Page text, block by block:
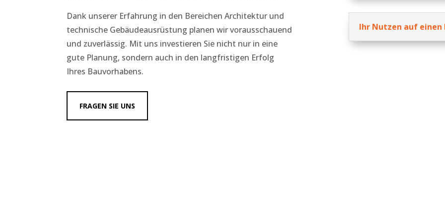
Dank unserer Erfahrung in den Bereichen Architektur und
technische Gebäudeausrüstung planen wir vorausschauend
und zuverlässig. Mit uns investieren Sie nicht nur in eine
gute Planung, sondern auch in den langfristigen Erfolg
Ihres Bauvorhabens.
FRAGEN SIE UNS
Ihr Nutzen auf einen